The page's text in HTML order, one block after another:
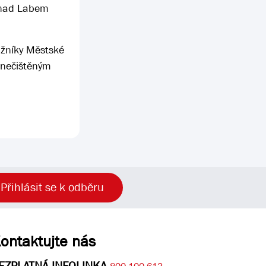
Labem
Městské
Přihlásit se k odběru
nás